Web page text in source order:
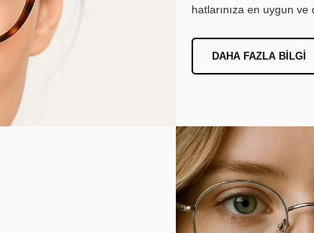
hatlarınıza en uygun
DAHA FAZLA BILGI